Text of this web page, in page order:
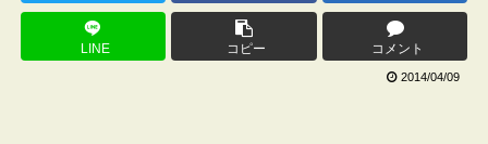
LINE コピー コメント
2014/04/09